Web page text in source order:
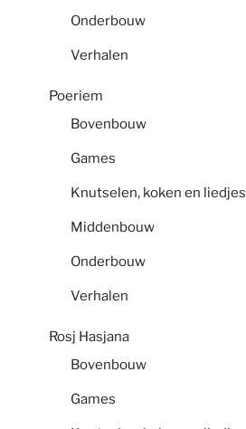
Onderbouw
Verhalen
Poeriem
Bovenbouw
Games
Knutselen, koken en liedjes
Middenbouw
Onderbouw
Verhalen
Rosj Hasjana
Bovenbouw
Games